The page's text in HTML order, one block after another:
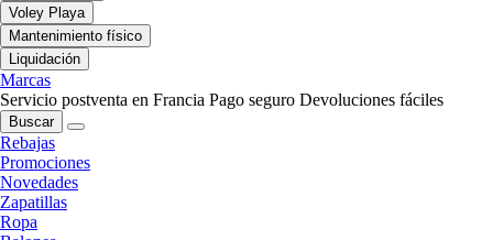
Voley Playa
Mantenimiento físico
Liquidación
Marcas
Servicio postventa en Francia Pago seguro Devoluciones fáciles
Buscar
Rebajas
Promociones
Novedades
Zapatillas
Ropa